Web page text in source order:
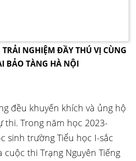
NGHIỆM ĐẦY THÚ VỊ CÙNG
BẢO TÀNG HÀ NỘI
đều khuyến khích và ủng hộ
thi. Trong năm học 2023-
sinh trường Tiểu học I-sắc
thi Trạng Nguyên Tiếng